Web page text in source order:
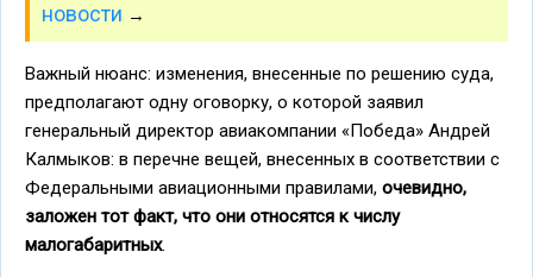
новости →
Важный нюанс: изменения, внесенные по решению суда,
предполагают одну оговорку, о которой заявил
генеральный директор авиакомпании «Победа» Андрей
Калмыков: в перечне вещей, внесенных в соответствии с
Федеральными авиационными правилами, очевидно,
заложен тот факт, что они относятся к числу
малогабаритных.